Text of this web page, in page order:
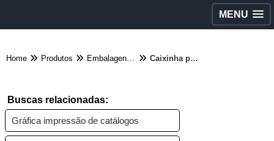
MENU
Home Produtos Embalagens diversas - Categoria Caixinha padrão delivery Brasilândia
Buscas relacionadas:
Gráfica impressão de catálogos